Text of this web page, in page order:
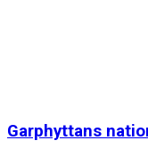
Garphyttans